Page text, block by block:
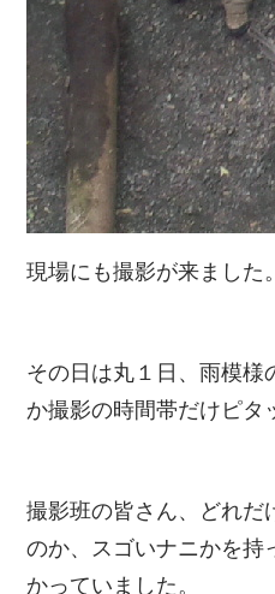
現場にも撮影が来ました。
その日は丸１日、雨模様
か撮影の時間帯だけピタ
撮影班の皆さん、どれだ
のか、スゴいナニかを持
かっていました。